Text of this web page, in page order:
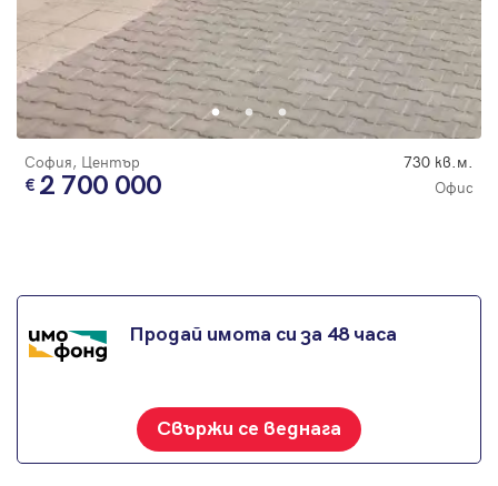
София, Център 730 кв.м.
2 700 000 Офис
Продай имота си за 48 часа
Свържи се веднага